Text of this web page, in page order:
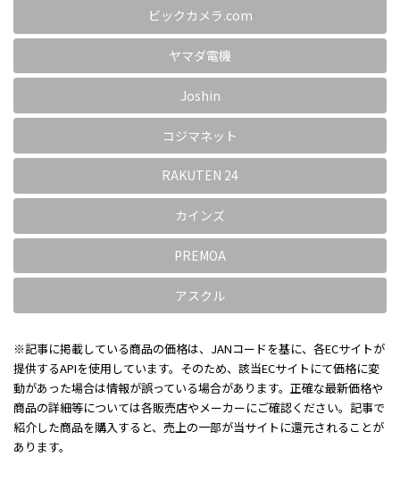
ビックカメラ.com
ヤマダ電機
Joshin
コジマネット
RAKUTEN 24
カインズ
PREMOA
アスクル
※記事に掲載している商品の価格は、JANコードを基に、各ECサイトが
提供するAPIを使用しています。そのため、該当ECサイトにて価格に変
動があった場合は情報が誤っている場合があります。正確な最新価格や
商品の詳細等については各販売店やメーカーにご確認ください。記事で
紹介した商品を購入すると、売上の一部が当サイトに還元されることが
あります。